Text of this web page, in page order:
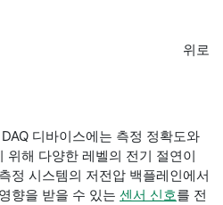
위로
디바이스에는 측정 정확도와
위해 다양한 레벨의 전기 절연이
정 시스템의 저전압 백플레인에서
향을 받을 수 있는 센서 신호를 전